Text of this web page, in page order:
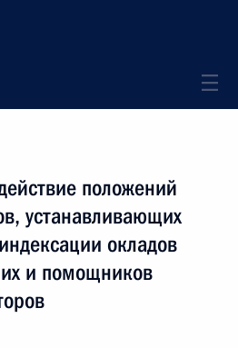
положений
устанавливающих
окладов
и помощников